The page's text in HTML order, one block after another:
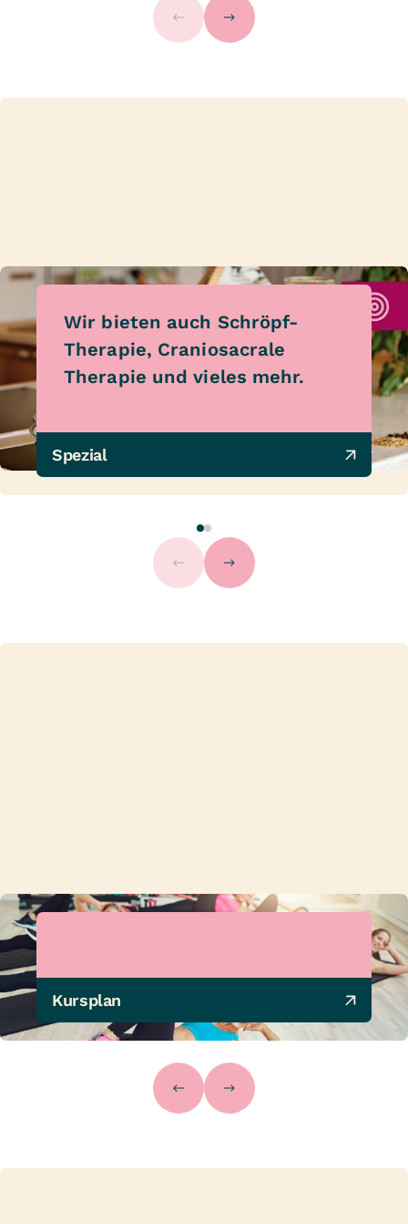
Wir bieten auch Schröpf-
Therapie, Craniosacrale
Therapie und vieles mehr.
Spezial
Kursplan